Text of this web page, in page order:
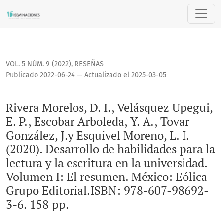
Rivera Morelos, D. I., Velásquez Upegui, E. P., Escobar
VOL. 5 NÚM. 9 (2022), RESEÑAS
Rivera Morelos, D. I., Velásquez Upegui,
E. P., Escobar Arboleda, Y. A., Tovar
González, J.y Esquivel Moreno, L. I.
(2020). Desarrollo de habilidades para la
lectura y la escritura en la universidad.
Volumen I: El resumen. México: Eólica
Grupo Editorial.ISBN: 978-607-98692-
3-6. 158 pp.
Publicado 2022-06-24 — Actualizado el 2025-03-05